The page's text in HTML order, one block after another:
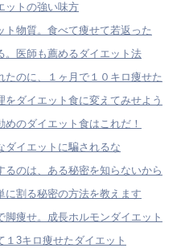
ットの強い味方
ト物質。食べて痩せて若返った
。医師も薦めるダイエット法
たのに、１ヶ月で１０キロ痩せた
ダイエット食に変えてみせよう
のダイエット食はこれだ！
ダイエットに騙されるな
るのは、ある秘密を知らないから
に割る秘密の方法を教えます
痩せ。成長ホルモンダイエット
3キロ痩せたダイエット